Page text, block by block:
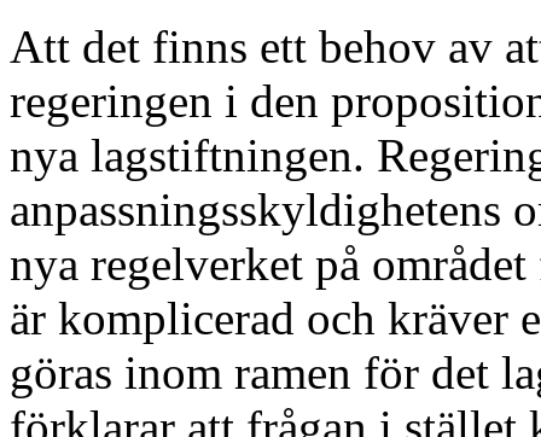
Att det finns ett behov av
regeringen i den
nya lagstiftningen.
nya regelverket på
är komplicerad och kräver
göras inom ramen för det
förklarar att frågan i stället